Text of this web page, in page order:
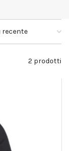
2 prodotti